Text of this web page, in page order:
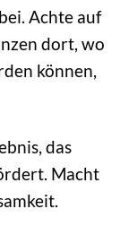
Achte auf
dort, wo
können,
das
Macht